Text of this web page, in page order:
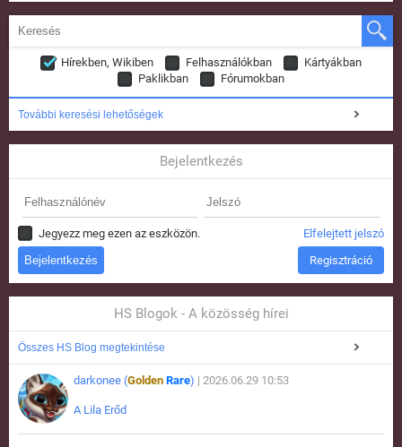
Hírekben, Wikiben Felhasználókban
Kártyákban
Paklikban
Fórumokban
További keresési lehetőségek
Bejelentkezés
Jegyezz meg ezen az eszközön. Elfelejtett jelszó
Regisztráció
HS Blogok - A közösség hírei
Összes HS Blog megtekintése
darkonee (Golden Rare) | 2026.06.29 10:53
A Lila Erőd